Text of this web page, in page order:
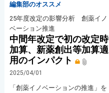
編集部のオススメ
25年度改定の影響分析 創薬イノ
ベーション推進
中間年改定で初の改定時
加算、新薬創出等加算適
用のインパクト
2025/04/01
「創薬イノベーションの推進」を